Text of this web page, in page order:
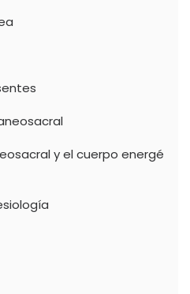
y el cuerpo energé